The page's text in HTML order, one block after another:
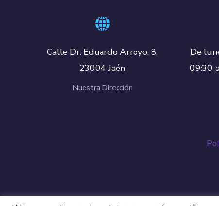
Calle Dr. Eduardo Arroyo, 8,
23004 Jaén
Nuestra Dirección
De
09:30